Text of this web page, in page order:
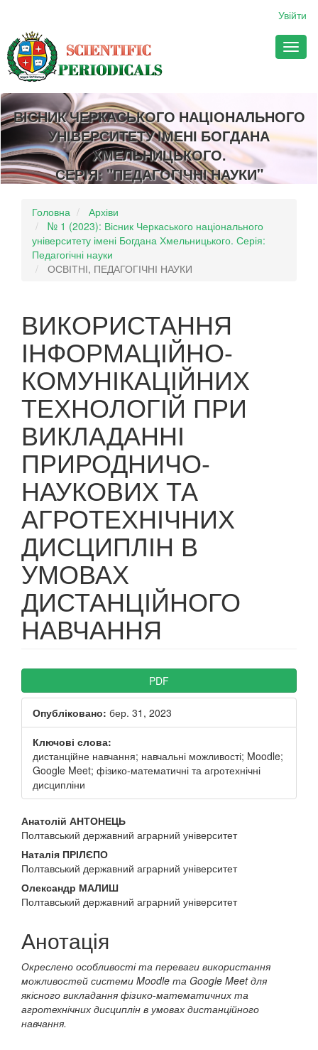
##plugins.themes.bootstrap3.accessible_menu.main_content##
##plugins.themes.bootstrap3.accessible_menu.sidebar##
Увійти
ВІСНИК ЧЕРКАСЬКОГО НАЦІОНАЛЬНОГО
УНІВЕРСИТЕТУ ІМЕНІ БОГДАНА
ХМЕЛЬНИЦЬКОГО.
СЕРІЯ: "ПЕДАГОГІЧНІ НАУКИ"
Головна
Архіви
№ 1 (2023): Вісник Черкаського національного
університету імені Богдана Хмельницького. Серія:
Педагогічні науки
ОСВІТНІ, ПЕДАГОГІЧНІ НАУКИ
ВИКОРИСТАННЯ
ІНФОРМАЦІЙНО-
КОМУНІКАЦІЙНИХ
ТЕХНОЛОГІЙ ПРИ
ВИКЛАДАННІ
ПРИРОДНИЧО-
НАУКОВИХ ТА
АГРОТЕХНІЧНИХ
ДИСЦИПЛІН В
УМОВАХ
ДИСТАНЦІЙНОГО
НАВЧАННЯ
PDF
Опубліковано: бер. 31, 2023
Ключові слова:
дистанційне навчання; навчальні можливості; Moodle;
Google Meet; фізико-математичні та агротехнічні
дисципліни
Анатолій АНТОНЕЦЬ
Полтавський державний аграрний університет
Наталія ПРІЛЄПО
Полтавський державний аграрний університет
Олександр МАЛИШ
Полтавський державний аграрний університет
Анотація
Окреслено особливості та переваги використання
можливостей системи Moodle та Google Meet для
якісного викладання фізико-математичних та
агротехнічних дисциплін в умовах дистанційного
навчання.